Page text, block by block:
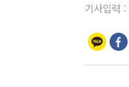
기사입력 :